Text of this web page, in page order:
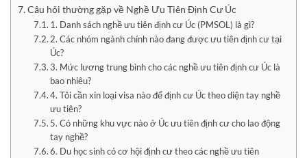
Câu hỏi thường gặp về Nghề Ưu Tiên Định Cư Úc
1. Danh sách nghề ưu tiên định cư Úc (PMSOL) là gì?
2. Các nhóm ngành chính nào đang được ưu tiên định cư tại
Úc?
3. Mức lương trung bình cho các nghề ưu tiên định cư Úc là
bao nhiêu?
4. Tôi cần xin loại visa nào để định cư Úc theo diện tay nghề
ưu tiên?
5. Có những khu vực nào ở Úc ưu tiên định cư cho lao động
tay nghề?
6. Du học sinh có cơ hội định cư theo các nghề ưu tiên